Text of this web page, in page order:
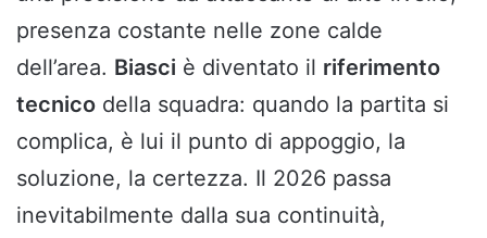
presenza costante nelle zone calde
dell’area. Biasci è diventato il riferimento
tecnico della squadra: quando la partita si
complica, è lui il punto di appoggio, la
soluzione, la certezza. Il 2026 passa
inevitabilmente dalla sua continuità,